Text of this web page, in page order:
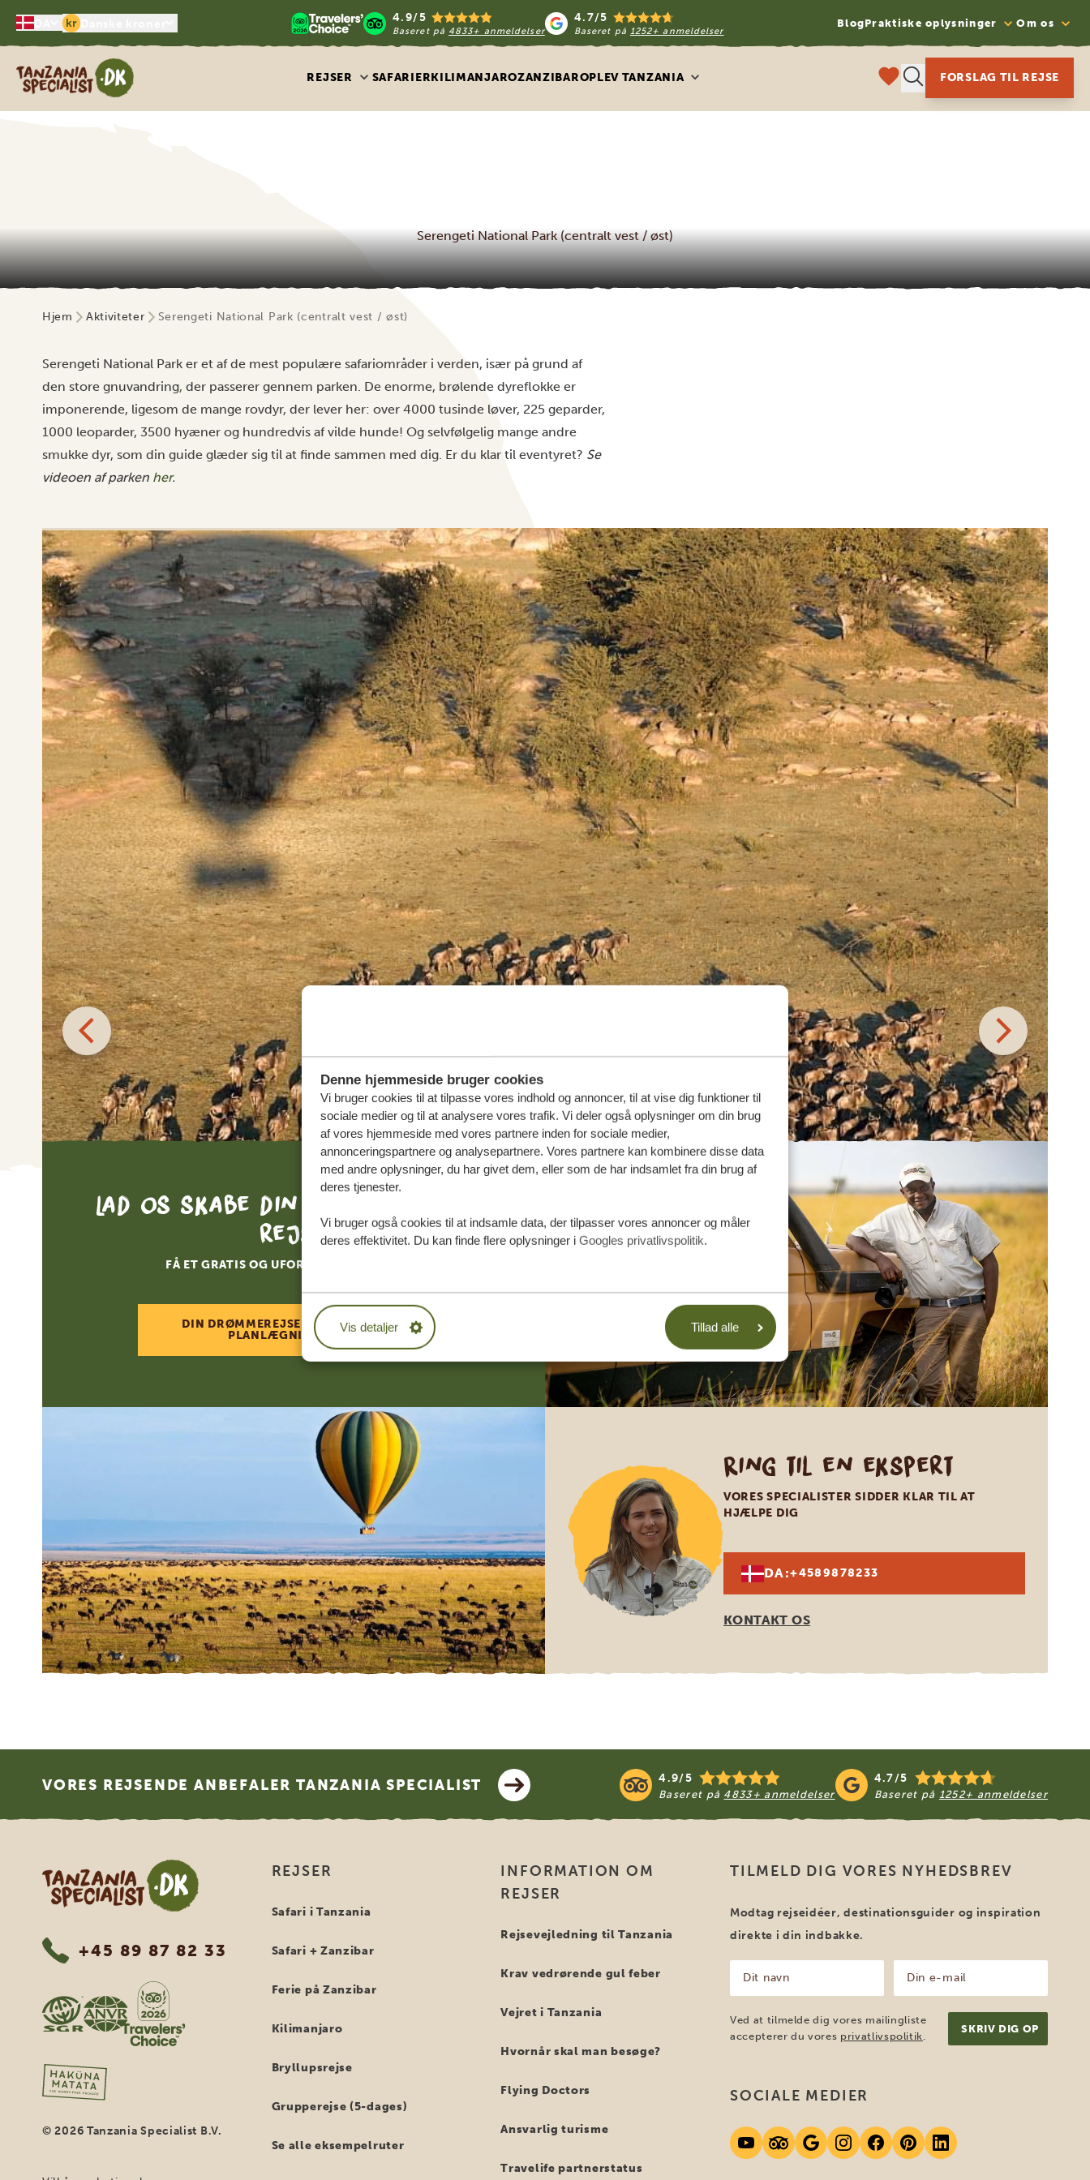
Denne hjemmeside bruger cookies
Vi bruger cookies til at tilpasse vores indhold og annoncer, til at vise dig funktioner til
sociale medier og til at analysere vores trafik. Vi deler også oplysninger om din brug
af vores hjemmeside med vores partnere inden for sociale medier,
annonceringspartnere og analysepartnere. Vores partnere kan kombinere disse data
med andre oplysninger, du har givet dem, eller som de har indsamlet fra din brug af
deres tjenester.
Vi bruger også cookies til at indsamle data, der tilpasser vores annoncer og måler
deres effektivitet. Du kan finde flere oplysninger i Googles privatlivspolitik.
Vis detaljer Tillad alle
kr 4.9/5
Baseret på 4833+ anmeldelser
4.7/5
Baseret på 1252+ anmeldelser
BlogPraktiske oplysninger Om os
Tanzania Specialist
REJSER SAFARIERKILIMANJAROZANZIBAROPLEV TANZANIA FORSLAG TIL REJSE
Serengeti National Park (centralt vest / øst)
Hjem Aktiviteter Serengeti National Park (centralt vest / øst)
Serengeti National Park er et af de mest populære safariområder i verden, især på grund af
den store gnuvandring, der passerer gennem parken. De enorme, brølende dyreflokke er
imponerende, ligesom de mange rovdyr, der lever her: over 4000 tusinde løver, 225 geparder,
1000 leoparder, 3500 hyæner og hundredvis af vilde hunde! Og selvfølgelig mange andre
smukke dyr, som din guide glæder sig til at finde sammen med dig. Er du klar til eventyret? Se
videoen af parken her.
Lad os skabe din skræddersyede
rejse
FÅ ET GRATIS OG UFORPLIGTENDE TILBUD
DIN DRØMMEREJSE VENTER – START
PLANLÆGNINGEN NU
Ring til en ekspert
VORES SPECIALISTER SIDDER KLAR TIL AT
HJÆLPE DIG
DA:+4589878233
KONTAKT OS
VORES REJSENDE ANBEFALER TANZANIA SPECIALIST 4.9/5
Baseret på 4833+ anmeldelser
4.7/5
Baseret på 1252+ anmeldelser
Tanzania Specialist
+45 89 87 82 33
© 2026 Tanzania Specialist B.V.
REJSER
Safari i Tanzania
Safari + Zanzibar
Ferie på Zanzibar
Kilimanjaro
Bryllupsrejse
Grupperejse (5-dages)
Se alle eksempelruter
INFORMATION OM
REJSER
Rejsevejledning til Tanzania
Krav vedrørende gul feber
Vejret i Tanzania
Hvornår skal man besøge?
Flying Doctors
Ansvarlig turisme
Travelife partnerstatus
TILMELD DIG VORES NYHEDSBREV
Modtag rejseidéer, destinationsguider og inspiration
direkte i din indbakke.
navn
(Påkrævet)
mail
(Påkrævet)
Ved at tilmelde dig vores mailingliste
accepterer du vores privatlivspolitik.
SOCIALE MEDIER